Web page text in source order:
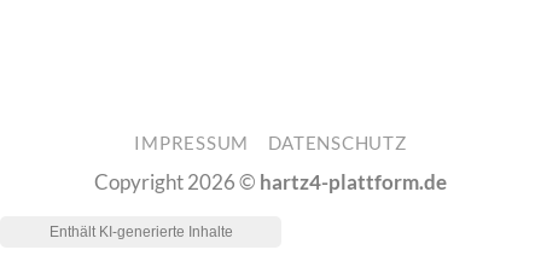
IMPRESSUM DATENSCHUTZ
Copyright 2026 © hartz4-plattform.de